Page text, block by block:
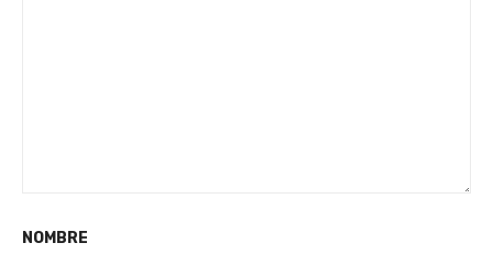
NOMBRE